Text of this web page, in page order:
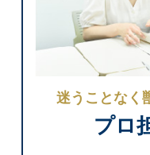
迷うことなく
プロ